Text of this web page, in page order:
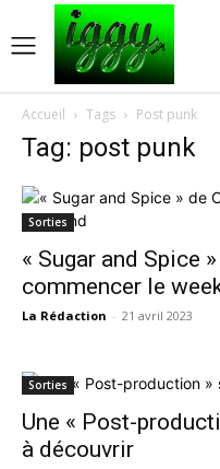
Accueil Tags Post punk
Tag: post punk
Sorties
« Sugar and Spice
commencer le
La Rédaction - 21 avril 2023
Sorties
Une « Post-
à découvrir